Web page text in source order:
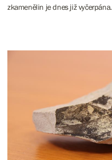
zkamenělin je dnes již vyčerpána.